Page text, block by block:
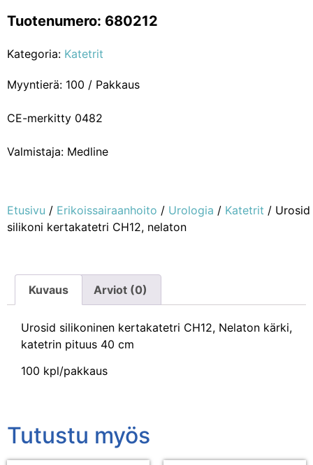
Tuotenumero: 680212
Kategoria: Katetrit
Myyntierä: 100 / Pakkaus
CE-merkitty 0482
Valmistaja: Medline
Etusivu / Erikoissairaanhoito / Urologia / Katetrit / Urosid
silikoni kertakatetri CH12, nelaton
Kuvaus Arviot (0)
Urosid silikoninen kertakatetri CH12, Nelaton kärki,
katetrin pituus 40 cm
100 kpl/pakkaus
Tutustu myös